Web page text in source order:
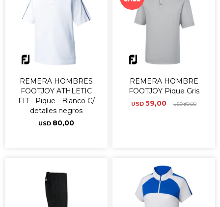
REMERA HOMBRES
FOOTJOY ATHLETIC
FIT - Pique - Blanco C/
detalles negros
USD 80,00
REMERA HOMBRE
FOOTJOY Pique Gris
USD 59,00 USD80,00